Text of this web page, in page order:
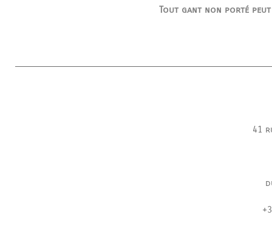
Tout gant non porté
41